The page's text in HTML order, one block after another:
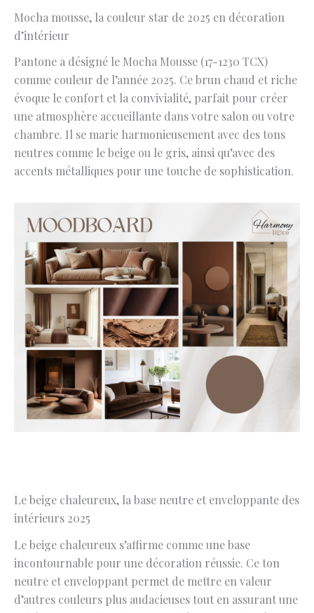
Mocha mousse, la couleur star de 2025 en décoration
d’intérieur
Pantone a désigné le Mocha Mousse (17-1230 TCX)
comme couleur de l’année 2025. Ce brun chaud et riche
évoque le confort et la convivialité, parfait pour créer
une atmosphère accueillante dans votre salon ou votre
chambre. Il se marie harmonieusement avec des tons
neutres comme le beige ou le gris, ainsi qu’avec des
accents métalliques pour une touche de sophistication.
Le beige chaleureux, la base neutre et enveloppante des
intérieurs 2025
Le beige chaleureux s’affirme comme une base
incontournable pour une décoration réussie. Ce ton
neutre et enveloppant permet de mettre en valeur
d’autres couleurs plus audacieuses tout en assurant une